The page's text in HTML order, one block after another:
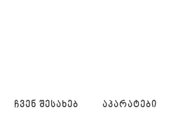
ᲩᲕᲔᲜ ᲨᲔᲡᲐᲮᲔᲑ ᲐᲞᲐᲠᲐᲢᲔᲑᲘ